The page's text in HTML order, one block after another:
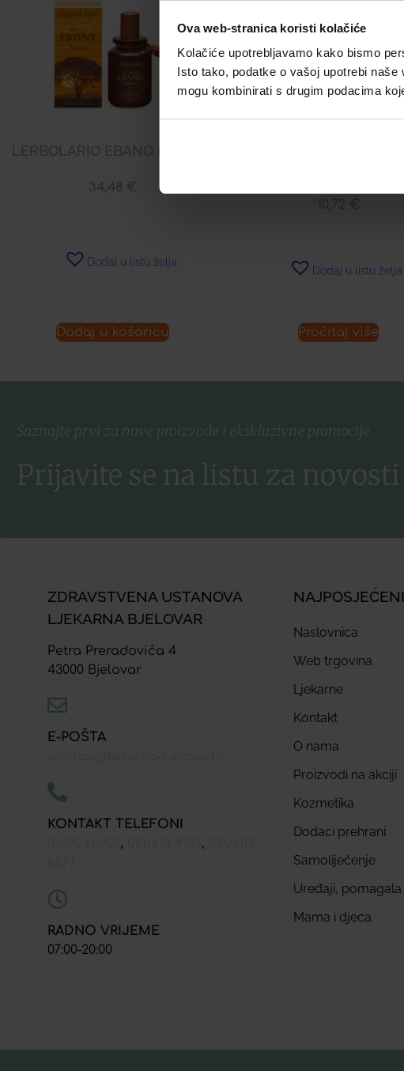
Ova web-stranica koristi kolačiće
Kolačiće upotrebljavamo kako bismo
Isto tako, podatke o vašoj upotrebi
mogu kombinirati s drugim podacima
LERBOLARIO EBANO PARFEM
34,48 €
Dodaj u listu želja
Dodaj u košaricu
10,72 €
Dodaj u listu želja
Pročitaj više
Saznajte prvi za nove proizvode i ekskluzivne promocije
Prijavite se na listu za novosti
ZDRAVSTVENA USTANOVA
LJEKARNA BJELOVAR
Petra Preradovića 4
43000 Bjelovar
E-POŠTA
KONTAKT TELEFONI
, ,
RADNO VRIJEME
07:00-20:00
Naslovnica
Web trgovina
Ljekarne
Kontakt
O nama
Proizvodi na akciji
Kozmetika
Dodaci prehrani
Samoliječenje
Uređaji, pomagala
Mama i djeca